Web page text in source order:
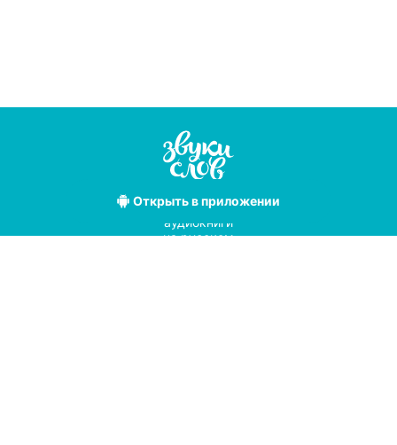
Открытьв приложении
Лучшие
аудиокниги
на русском